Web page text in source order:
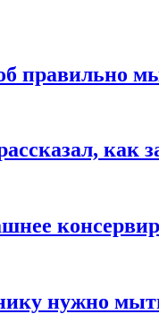
правильно
как
нужно